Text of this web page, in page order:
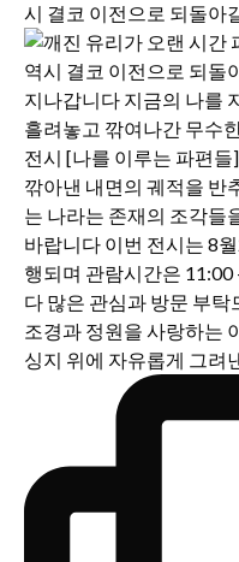
시 결코 이전으로 되돌아
조경과 정원을 사랑하는
싱지 위에 자유롭게 그려